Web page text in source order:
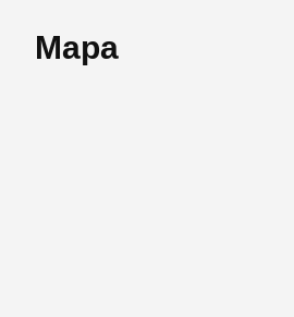
Mapa